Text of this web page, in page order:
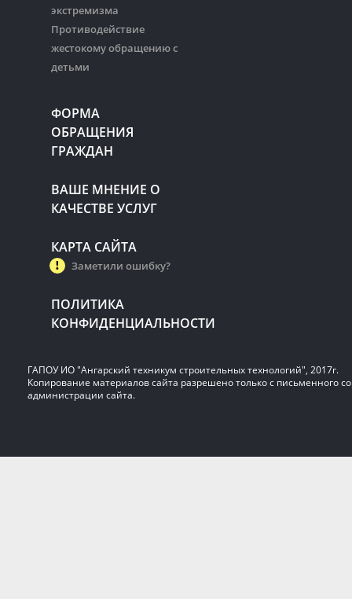
экстремизма
Противодействие
жестокому обращению с
детьми
ФОРМА
ОБРАЩЕНИЯ
ГРАЖДАН
ВАШЕ МНЕНИЕ О
КАЧЕСТВЕ УСЛУГ
КАРТА САЙТА
Заметили ошибку?
ПОЛИТИКА
КОНФИДЕНЦИАЛЬНОСТИ
ГАПОУ ИО "Ангарский техникум строительных технологий", 2017г.
Копирование материалов сайта разрешено только с письменного
администрации сайта.